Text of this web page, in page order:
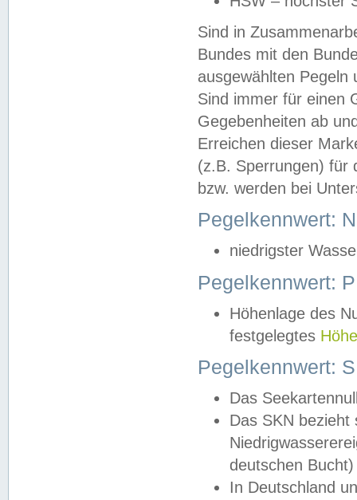
Sind in
Bundes mit den
ausgewählten
Sind immer für einen
Gegebenheiten ab
Erreichen dieser
(z.B. Sperrungen) für
bzw. werden bei
Pegelkennwert:
niedrigster
Pegelkennwert:
Höhenlage des
festgelegtes
Pegelkennwert:
Das
Das SKN
deutschen
In Deutschland